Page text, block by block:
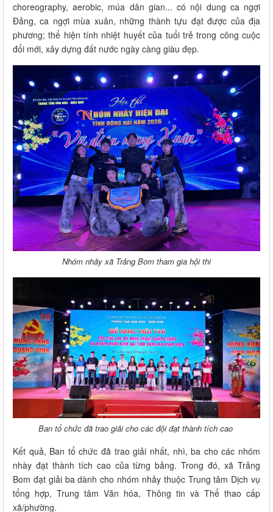
choreography, aerobic, múa dân gian... có nội dung ca ngợi
Đảng, ca ngợi mùa xuân, những thành tựu đạt được của địa
phương; thể hiện tính nhiệt huyết của tuổi trẻ trong công cuộc
đổi mới, xây dựng đất nước ngày càng giàu đẹp.
Nhóm nhảy xã Trảng Bom tham gia hội thi
Ban tổ chức đã trao giải cho các đội đạt thành tích cao
Kết quả, Ban tổ chức đã trao giải nhất, nhì, ba cho các nhóm
nhày đạt thành tích cao của từng bảng. Trong đó, xã Trảng
Bom đạt giải ba dành cho nhóm nhảy thuộc Trung tâm Dịch vụ
tổng hợp, Trung tâm Văn hóa, Thông tin và Thể thao cấp
xã/phường.